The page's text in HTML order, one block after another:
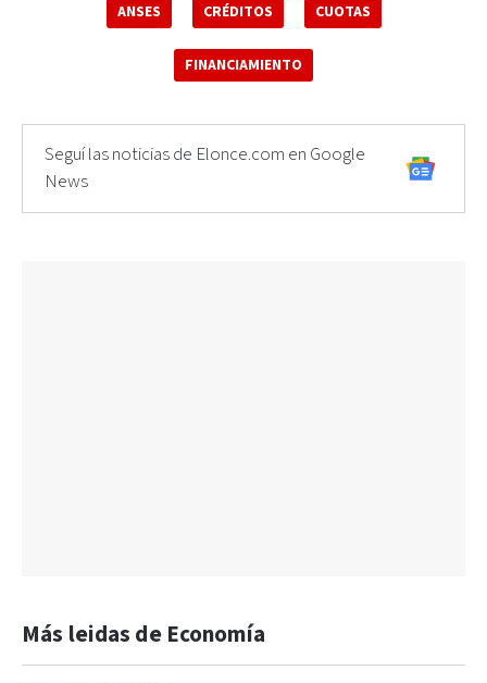
ANSES CRÉDITOS CUOTAS
FINANCIAMIENTO
Seguí las noticias de Elonce.com en Google
News
Más leidas de Economía